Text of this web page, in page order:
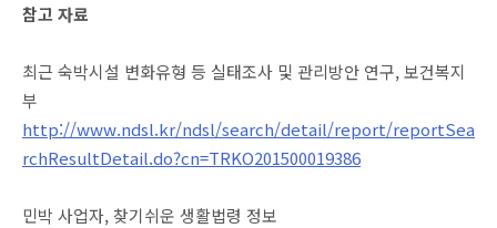
참고 자료
최근 숙박시설 변화유형 등 실태조사 및 관리방안 연구, 보건복지
부
http://www.ndsl.kr/ndsl/search/detail/report/reportSea
rchResultDetail.do?cn=TRKO201500019386
민박 사업자, 찾기쉬운 생활법령 정보